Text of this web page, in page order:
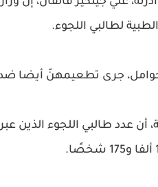
لطالبي اللجوء.
أن عدد طالبي اللجوء الذين